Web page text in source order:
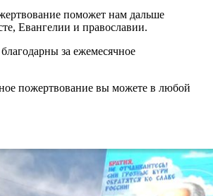
поможет нам дальше
Евангелии и православии.
за ежемесячное
пожертвование вы можете в любой